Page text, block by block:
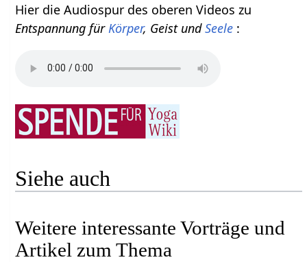
Hier die Audiospur des oberen Videos zu
Entspannung fürKörper, Geist undSeele :
Siehe auch
Weitere interessante Vorträge und
Artikel zum Thema